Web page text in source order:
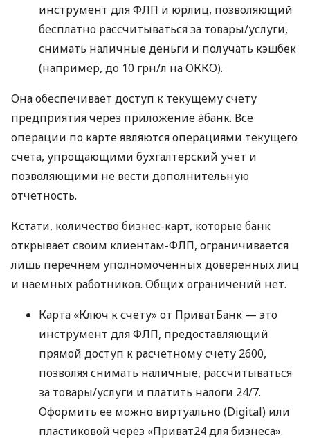
инструмент для ФЛП и юрлиц, позволяющий
бесплатно рассчитываться за товары/услуги,
снимать наличные деньги и получать кэшбек
(например, до 10 грн/л на ОККО).
Она обеспечивает доступ к текущему счету
предприятия через приложение àбанк. Все
операции по карте являются операциями текущего
счета, упрощающими бухгалтерский учет и
позволяющими не вести дополнительную
отчетность.
Кстати, количество бизнес-карт, которые банк
открывает своим клиентам-ФЛП, ограничивается
лишь перечнем уполномоченных доверенных лиц
и наемных работников. Общих ограничений нет.
Карта «Ключ к счету» от ПриватБанк — это
инструмент для ФЛП, предоставляющий
прямой доступ к расчетному счету 2600,
позволяя снимать наличные, рассчитываться
за товары/услуги и платить налоги 24/7.
Оформить ее можно виртуально (Digital) или
пластиковой через «Приват24 для бизнеса».